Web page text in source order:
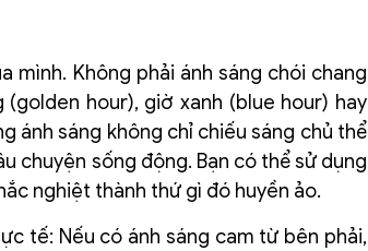
mình. Không phải ánh sáng chói chang
hour), giờ xanh (blue hour) hay
ánh sáng không chỉ chiếu sáng chủ thể
chuyện sống động. Bạn có thể sử dụng
nghiệt thành thứ gì đó huyền ảo.
tế: Nếu có ánh sáng cam từ bên phải,